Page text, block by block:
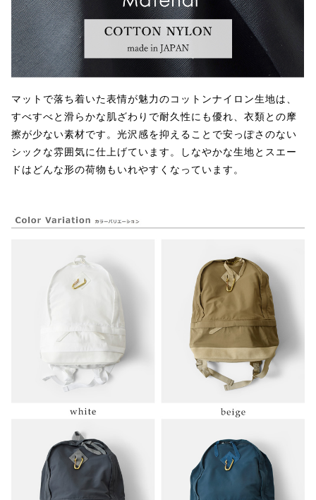
マットで落ち着いた表情が魅力のコットンナイロン生地は、
すべすべと滑らかな肌ざわりで耐久性にも優れ、衣類との摩
擦が少ない素材です。光沢感を抑えることで安っぽさのない
シックな雰囲気に仕上げています。しなやかな生地とスエー
ドはどんな形の荷物もいれやすくなっています。